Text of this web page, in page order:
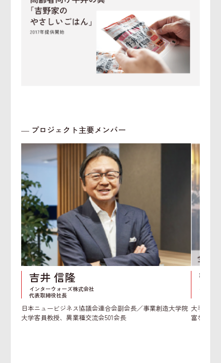
― プロジェクト主要メンバー
吉井 信隆
インターウォーズ株式会社
代表取締役社長
日本ニュービジネス協議会連合会副会長／事業創造大学院
大学客員教授、異業種交流会501会長
菅
インキ
大手学校
富なマネ